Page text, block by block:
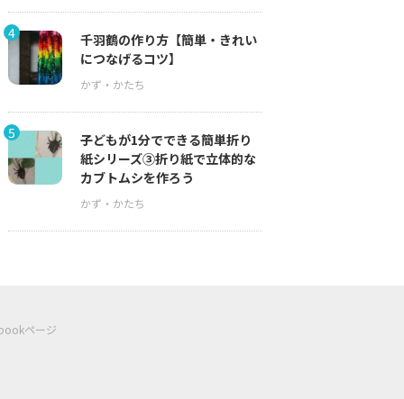
4
千羽鶴の作り方【簡単・きれい
につなげるコツ】
5
子どもが1分でできる簡単折り
紙シリーズ③折り紙で立体的な
カブトムシを作ろう
ページ